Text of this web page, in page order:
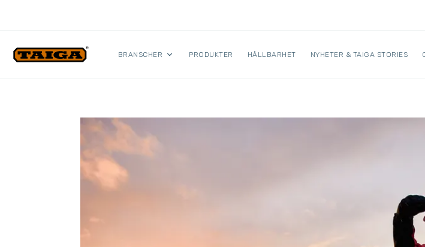
BRANSCHER PRODUKTER HÅLLBARHET NYHETER & TAIGA STORIES